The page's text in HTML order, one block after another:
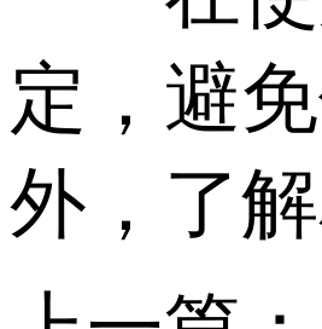
定，避
外，了